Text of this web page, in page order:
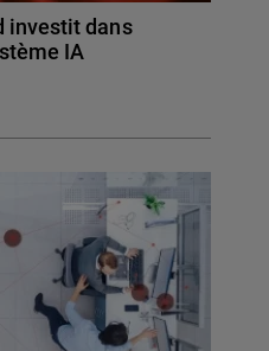
investit dans
IA